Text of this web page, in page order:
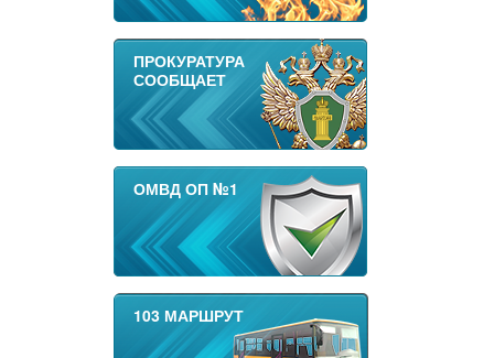
ПРОКУРАТУРА
СООБЩАЕТ
ОМВД ОП №1
103 МАРШРУТ